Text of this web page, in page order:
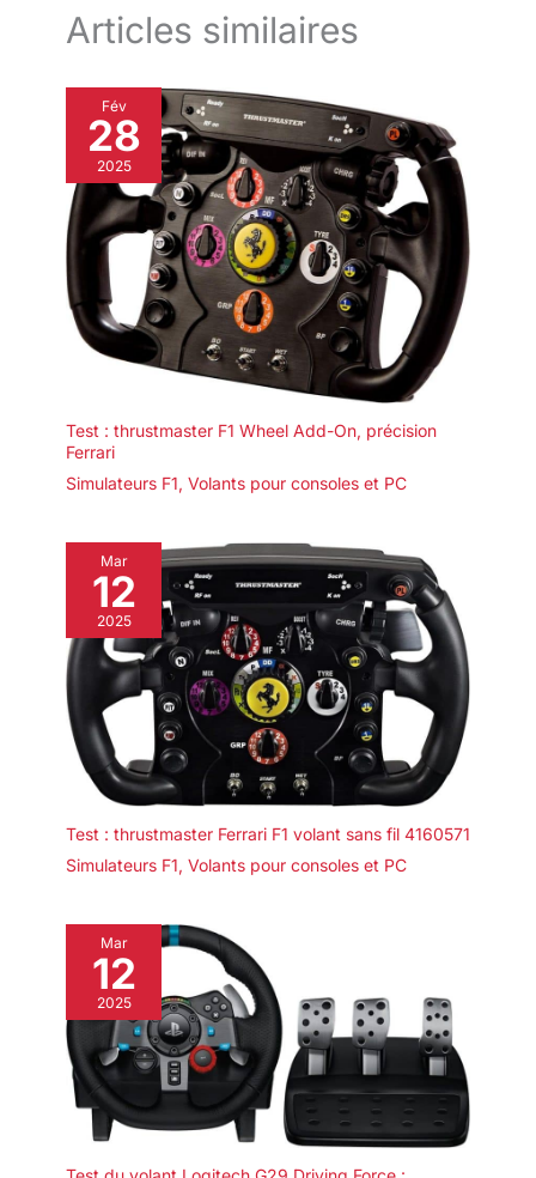
Articles similaires
Fév
28
2025
Test : thrustmaster F1 Wheel Add-On, précision
Ferrari
Simulateurs F1, Volants pour consoles et PC
Mar
12
2025
Test : thrustmaster Ferrari F1 volant sans fil 4160571
Simulateurs F1, Volants pour consoles et PC
Mar
12
2025